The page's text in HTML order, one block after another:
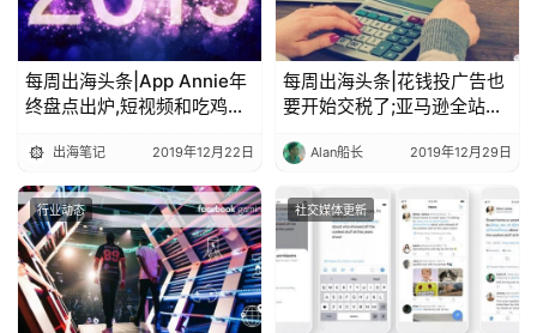
每周出海头条|App Annie年
终盘点出炉,短视频和吃鸡应
MOBILE引领赛道丨出海笔记
出海笔记 2019年12月22日
每周出海头条|花钱投广告也
要开始交税了;亚马逊全站点
Alan船长 2019年12月29日
行业动态 社交媒体更新